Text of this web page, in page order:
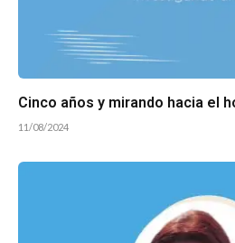
Cinco años y mirando hacia el
11/08/2024